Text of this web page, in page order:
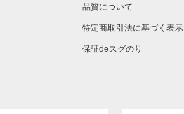
品質について
特定商取引法に基づく表示
保証deスグのり